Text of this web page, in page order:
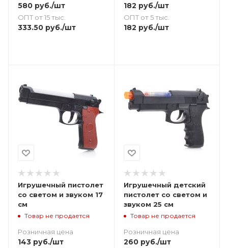
580 руб./шт
ОПТ от 15 тыс.
333.50 руб./шт
182 руб./шт
ОПТ от 5 тыс.
182 руб./шт
Игрушечный пистолет
со светом и звуком 17
см
Товар не продается
Розничная цена
143 руб./шт
Игрушечный детский
пистолет со светом и
звуком 25 см
Товар не продается
Розничная цена
260руб./шт